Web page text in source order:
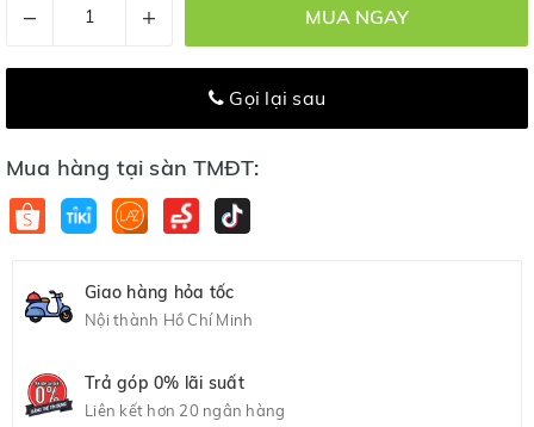
– + MUA NGAY
Gọi lại sau
Mua hàng tại sàn TMĐT:
Giao hàng hỏa tốc
Nội thành Hồ Chí Minh
Trả góp 0% lãi suất
Liên kết hơn 20 ngân hàng